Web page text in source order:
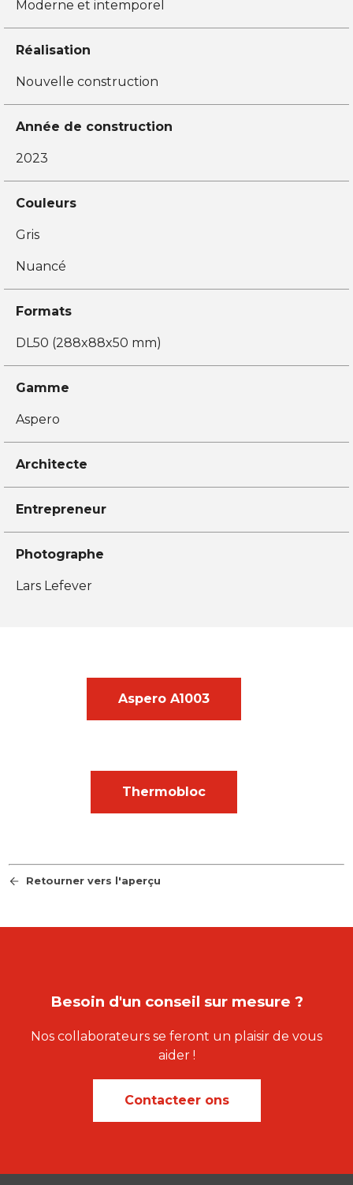
Moderne et intemporel
Réalisation
Nouvelle construction
Année de construction
2023
Couleurs
Gris
Nuancé
Formats
DL50 (288x88x50 mm)
Gamme
Aspero
Architecte
Entrepreneur
Photographe
Lars Lefever
Aspero A1003
Thermobloc
Retourner vers l'aperçu
Besoin d'un conseil sur mesure ?
Nos collaborateurs se feront un plaisir de vous
aider !
Contacteer ons